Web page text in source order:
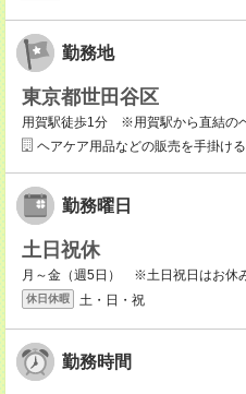
勤務地
東京都世田谷区
用賀駅徒歩1分 ※用賀駅から直結の
ヘアケア用品などの販売を手掛け
勤務曜日
土日祝休
月～金（週5日） ※土日祝日はお休
休日休暇 土・日・祝
勤務時間